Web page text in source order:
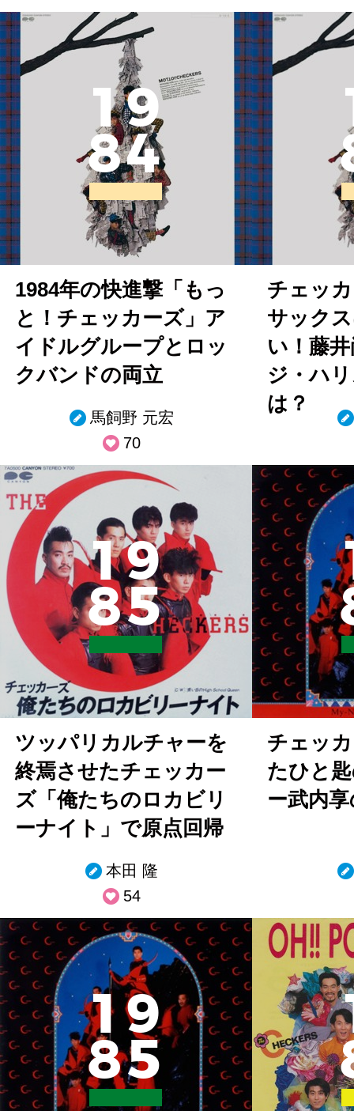
19
84
1984年の快進撃「もっ
と！チェッカーズ」ア
イドルグループとロッ
クバンドの両立
馬飼野 元宏
70
チェッ
サック
い！藤
ジ・ハ
は？
19
85
ツッパリカルチャーを
終焉させたチェッカー
ズ「俺たちのロカビリ
ーナイト」で原点回帰
本田 隆
54
チェッ
たひと
ー武内
1 9
85